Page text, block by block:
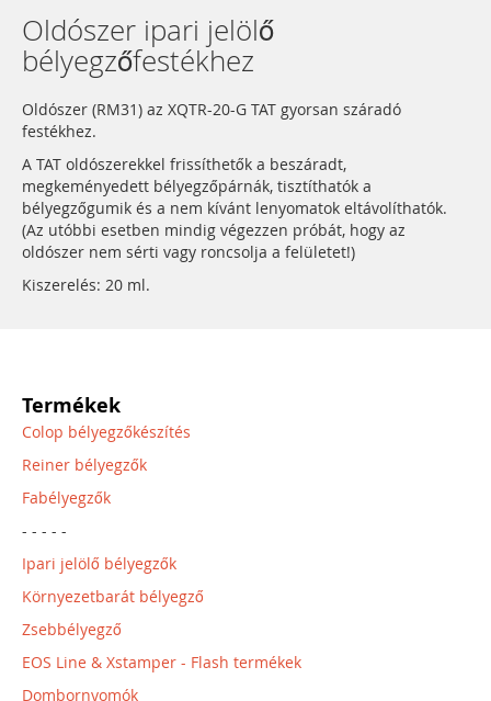
Oldószer ipari jelölő
bélyegzőfestékhez
Oldószer (RM31) az XQTR-20-G TAT gyorsan száradó
festékhez.
A TAT oldószerekkel frissíthetők a beszáradt,
megkeményedett bélyegzőpárnák, tisztíthatók a
bélyegzőgumik és a nem kívánt lenyomatok eltávolíthatók.
(Az utóbbi esetben mindig végezzen próbát, hogy az
oldószer nem sérti vagy roncsolja a felületet!)
Kiszerelés: 20 ml.
Termékek
Colop bélyegzőkészítés
Reiner bélyegzők
Fabélyegzők
- - - - -
Ipari jelölő bélyegzők
Környezetbarát bélyegző
Zsebbélyegző
EOS Line & Xstamper - Flash termékek
Dombornyomók